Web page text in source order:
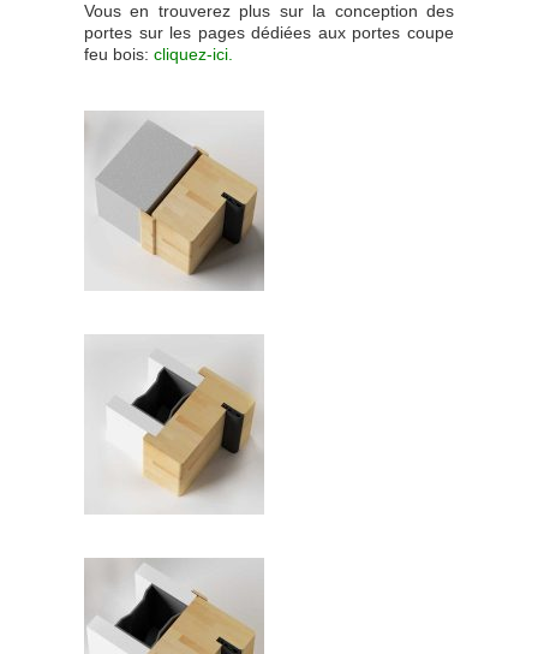
Vous en trouverez plus sur la conception des
portes sur les pages dédiées aux portes coupe
feu bois: cliquez-ici.